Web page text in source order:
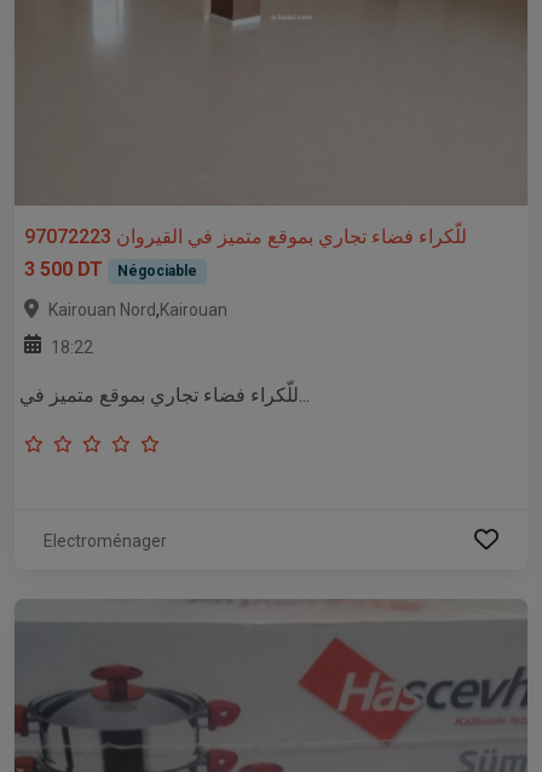
للّكراء فضاء تجاري بموقع متميز في القيروان 97072223
3 500 DT
Négociable
Kairouan Nord,Kairouan
18:22
Electroménager